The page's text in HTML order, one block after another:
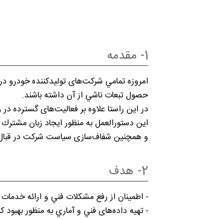
1- مقدمه
امروزه تمامي شرکت‌های تولیدکننده
حصول تبعات ناشي از آن داشته باشند.
در اين راستا علاوه بر فعالیت‌های گسترده
و همچنين شفاف‌سازی سياست شركت در
2- هدف
- اطمينان از رفع مشكلات فني و ارائه
- تهيه داده‌های فني و آماري به منظور